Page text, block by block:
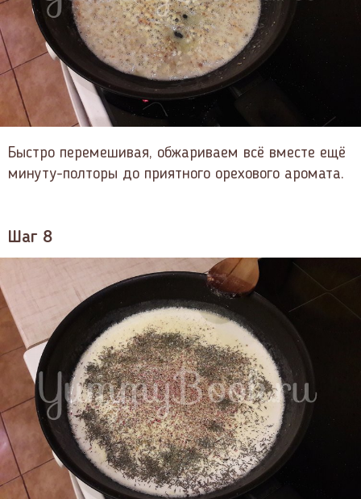
Быстро перемешивая, обжариваем всё вместе ещё
минуту-полторы до приятного орехового аромата.
Шаг 8